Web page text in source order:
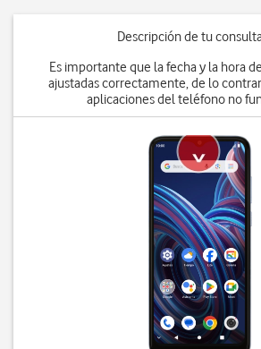
Descripción de tu
Es importante que la fecha y la hora
ajustadas correctamente, de lo
aplicaciones del teléfono no